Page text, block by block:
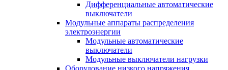
Дифференциальные автоматические
выключатели
Модульные аппараты распределения
электроэнергии
Модульные автоматические
выключатели
Модульные выключатели нагрузки
Оборудование низкого напряжения